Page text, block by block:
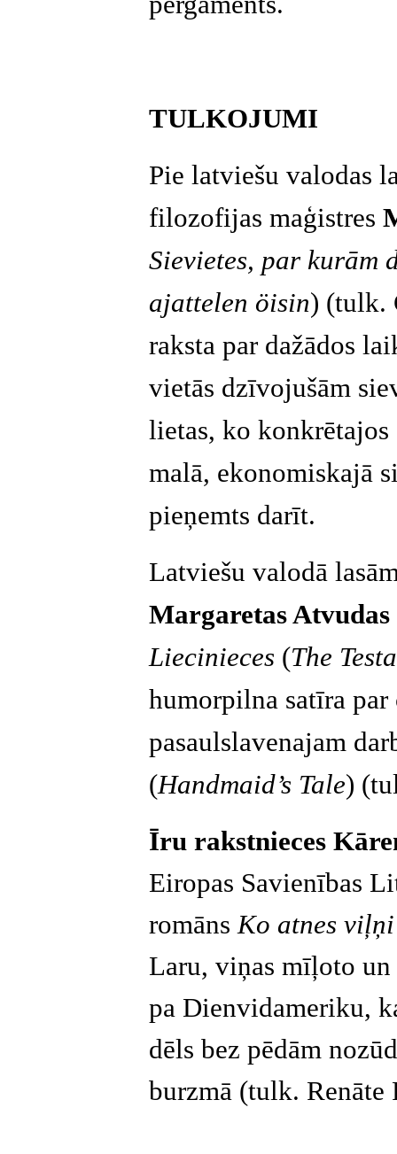
TULKOJUMI
Pie latviešu valodas
filozofijas maģistres
Sievietes, par kurām
ajattelen öisin) (tulk.
raksta par dažādos
vietās dzīvojušām
lietas, ko konkrētajos
malā, ekonomiskajā
pieņemts darīt.
Latviešu valodā
Margaretas
Liecinieces (The
humorpilna satīra
pasaulslavenajam
(Handmaid’s Tale)
Īru rakstnieces
Eiropas Savienības
romānsKo atnes
Laru, viņas mīļoto
pa Dienvidameriku,
dēls bez pēdām
burzmā (tulk. Renāte